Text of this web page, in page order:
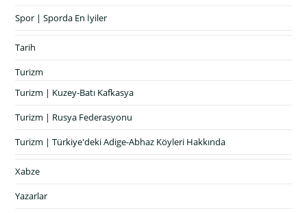
Spor | Sporda En İyiler
Tarih
Turizm
Turizm | Kuzey-Batı Kafkasya
Turizm | Rusya Federasyonu
Turizm | Türkiye'deki Adige-Abhaz Köyleri Hakkında
Xabze
Yazarlar